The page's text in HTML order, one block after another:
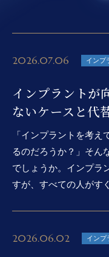
2026.07.06 インプ
インプラントが
ないケースと代
「インプラントを考
るのだろうか？」そん
でしょうか。インプラ
すが、すべての人がす
2026.06.02 インプ